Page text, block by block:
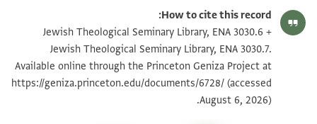
ENA 3030.6 verso تكبير و تدوير
ENA 3030.7 recto تكبير و تدوير
ENA 3030.7 verso تكبير و تدوير
How to cite this record:
Jewish Theological Seminary Library, ENA 3030.6 +
Jewish Theological Seminary Library, ENA 3030.7.
Available online through the Princeton Geniza Project at
https://geniza.princeton.edu/documents/6728/ (accessed
August 6, 2026).